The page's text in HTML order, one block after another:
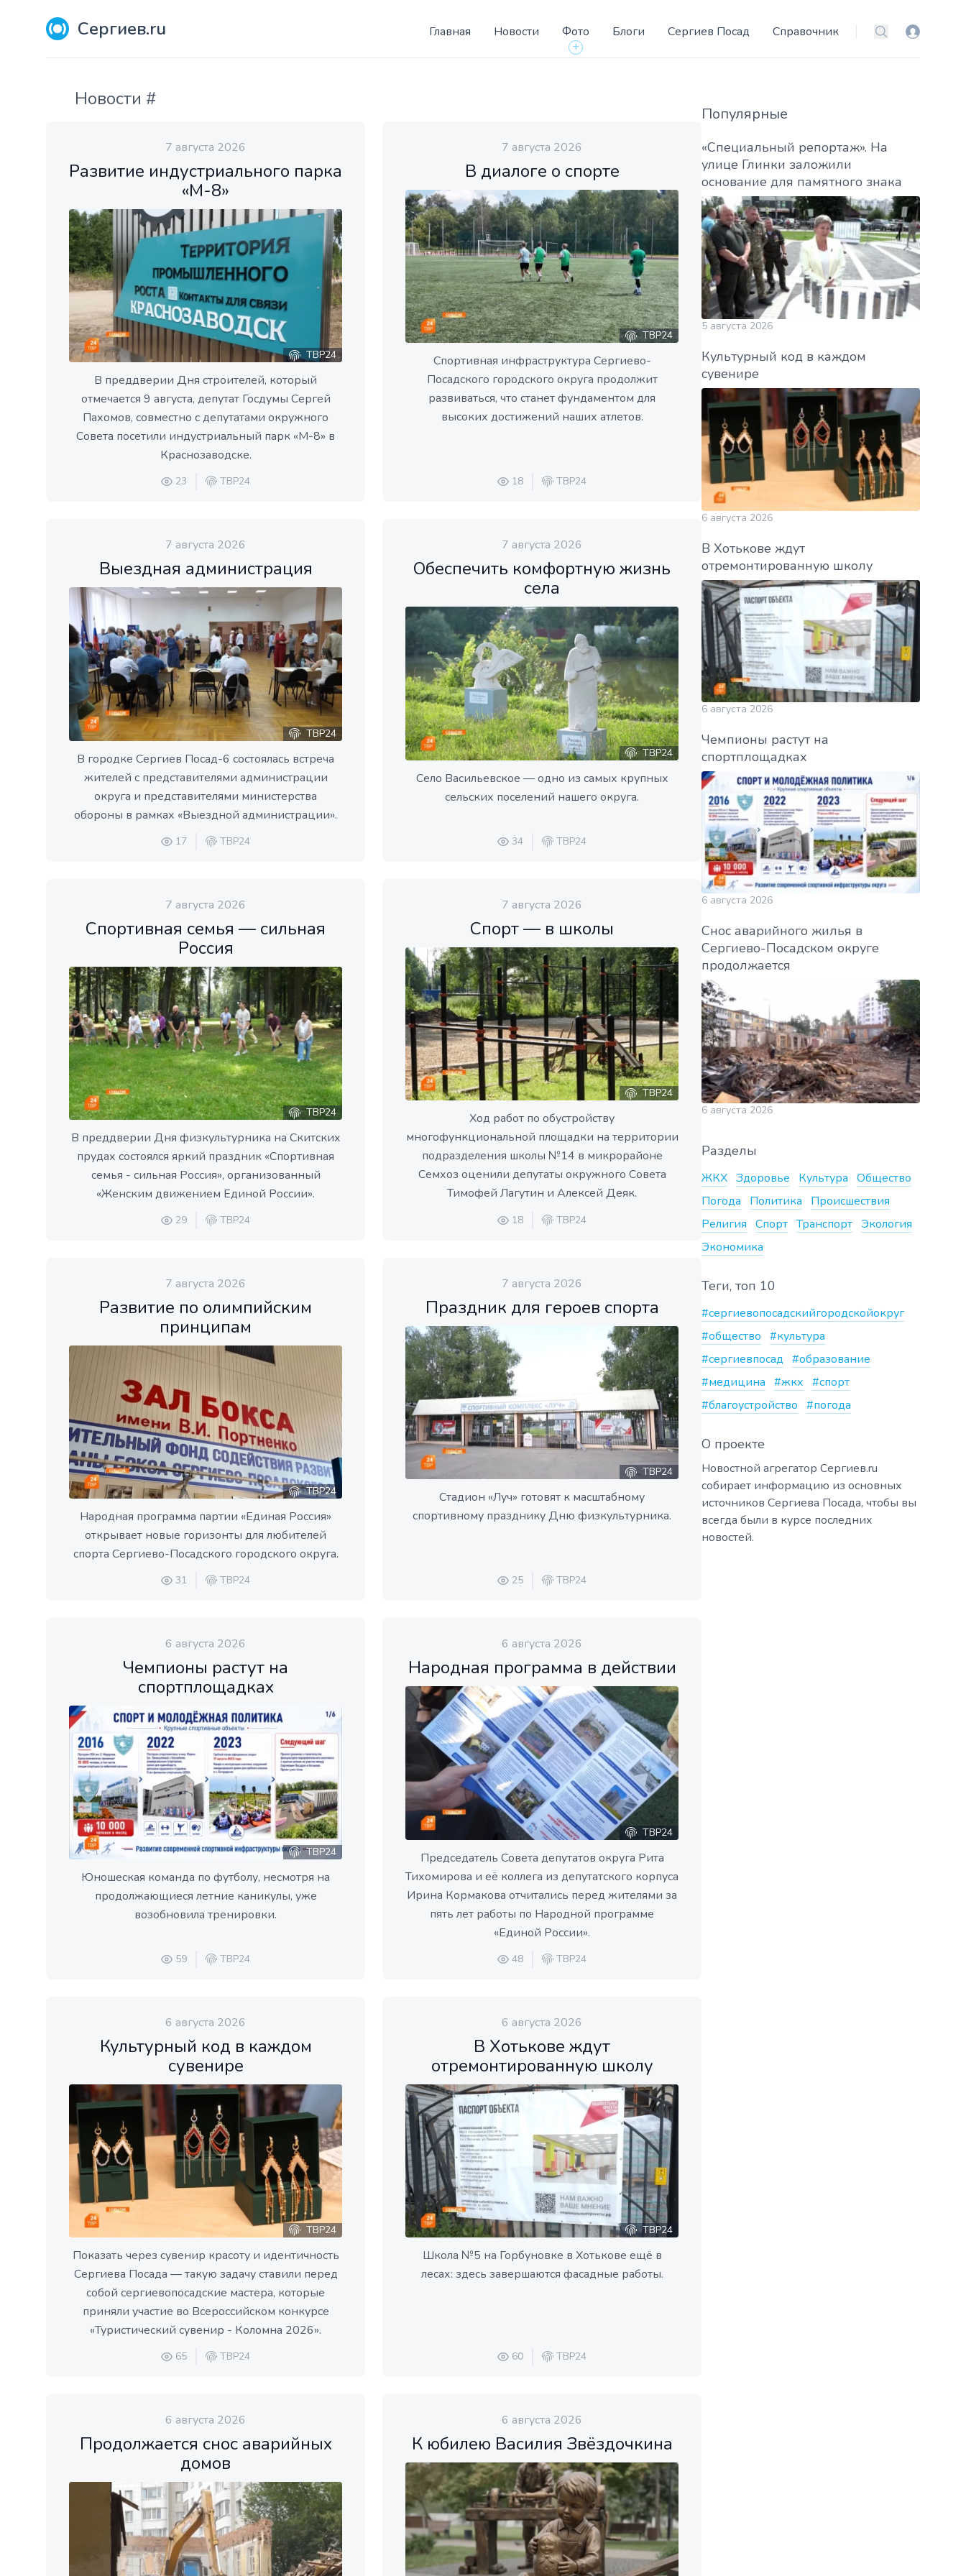
Сергиев.ru Главная Новости
Фото
+
Блоги Сергиев Посад Справочник Поиск Вход
Новости #
7 августа 2026
Развитие индустриального парка
«М-8»
ТВР24
В преддверии Дня строителей, который
отмечается 9 августа, депутат Госдумы Сергей
Пахомов, совместно с депутатами окружного
Совета посетили индустриальный парк «М-8» в
Краснозаводске.
23 ТВР24
7 августа 2026
В диалоге о спорте
ТВР24
Спортивная инфраструктура Сергиево-
Посадского городского округа продолжит
развиваться, что станет фундаментом для
высоких достижений наших атлетов.
18 ТВР24
7 августа 2026
Выездная администрация
ТВР24
В городке Сергиев Посад-6 состоялась встреча
жителей с представителями администрации
округа и представителями министерства
обороны в рамках «Выездной администрации».
17 ТВР24
7 августа 2026
Обеспечить комфортную жизнь
села
ТВР24
Село Васильевское — одно из самых крупных
сельских поселений нашего округа.
34 ТВР24
7 августа 2026
Спортивная семья — сильная
Россия
ТВР24
В преддверии Дня физкультурника на Скитских
прудах состоялся яркий праздник «Спортивная
семья - сильная Россия», организованный
«Женским движением Единой России».
29 ТВР24
7 августа 2026
Спорт — в школы
ТВР24
Ход работ по обустройству
многофункциональной площадки на территории
подразделения школы №14 в микрорайоне
Семхоз оценили депутаты окружного Совета
Тимофей Лагутин и Алексей Деяк.
18 ТВР24
7 августа 2026
Развитие по олимпийским
принципам
ТВР24
Народная программа партии «Единая Россия»
открывает новые горизонты для любителей
спорта Сергиево-Посадского городского округа.
31 ТВР24
7 августа 2026
Праздник для героев спорта
ТВР24
Стадион «Луч» готовят к масштабному
спортивному празднику Дню физкультурника.
25 ТВР24
6 августа 2026
Чемпионы растут на
спортплощадках
ТВР24
Юношеская команда по футболу, несмотря на
продолжающиеся летние каникулы, уже
возобновила тренировки.
59 ТВР24
6 августа 2026
Народная программа в действии
ТВР24
Председатель Совета депутатов округа Рита
Тихомирова и её коллега из депутатского корпуса
Ирина Кормакова отчитались перед жителями за
пять лет работы по Народной программе
«Единой России».
48 ТВР24
6 августа 2026
Культурный код в каждом
сувенире
ТВР24
Показать через сувенир красоту и идентичность
Сергиева Посада — такую задачу ставили перед
собой сергиевопосадские мастера, которые
приняли участие во Всероссийском конкурсе
«Туристический сувенир - Коломна 2026».
65 ТВР24
6 августа 2026
В Хотькове ждут
отремонтированную школу
ТВР24
Школа №5 на Горбуновке в Хотькове ещё в
лесах: здесь завершаются фасадные работы.
60 ТВР24
6 августа 2026
Продолжается снос аварийных
домов
6 августа 2026
К юбилею Василия Звёздочкина
Популярные
«Специальный репортаж». На
улице Глинки заложили
основание для памятного знака
5 августа 2026
Культурный код в каждом
сувенире
6 августа 2026
В Хотькове ждут
отремонтированную школу
6 августа 2026
Чемпионы растут на
спортплощадках
6 августа 2026
Снос аварийного жилья в
Сергиево-Посадском округе
продолжается
6 августа 2026
Разделы
ЖКХ Здоровье Культура Общество
Погода
Политика
Происшествия
Религия Спорт Транспорт Экология
Экономика
Теги, топ 10
#сергиевопосадскийгородскойокруг
#общество #культура
#сергиевпосад #образование
#медицина #жкх #спорт
#благоустройство #погода
О проекте
Новостной агрегатор Сергиев.ru
собирает информацию из основных
источников Сергиева Посада, чтобы вы
всегда были в курсе последних
новостей.